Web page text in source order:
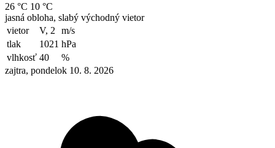
26 °C 10 °C
jasná obloha, slabý východný vietor
vietor
V, 2
m/s
tlak
1021 hPa
vlhkosť 40
%
zajtra, pondelok 10. 8. 2026